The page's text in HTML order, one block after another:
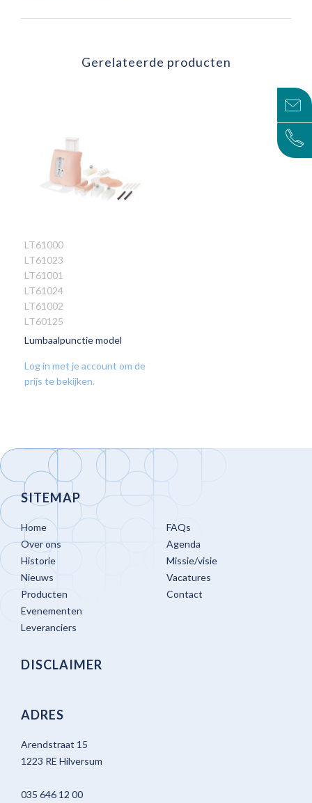
Gerelateerde producten
VOEG
TOE
AAN
VERLANGLIJST
LT61000
LT61023
LT61001
LT61024
LT61002
LT60125
Lumbaalpunctie model
Log in met je account om de
prijs te bekijken.
SITEMAP
Home
Over ons
Historie
Nieuws
Producten
Evenementen
Leveranciers
FAQs
Agenda
Missie/visie
Vacatures
Contact
DISCLAIMER
ADRES
Arendstraat 15
1223 RE Hilversum
035 646 12 00